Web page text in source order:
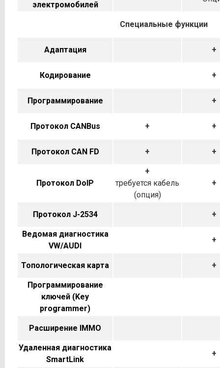
электромобилей
Специальные функции
Адаптация +
Кодирование +
Программирование +
Протокол CANBus + +
Протокол CAN FD + +
Протокол DoIP
+
требуется кабель
(опция)
+
Протокол J-2534 +
Ведомая диагностика
VW/AUDI
+
Топологическая карта +
Программирование
ключей (Key
programmer)
Расширение IMMO
Удаленная диагностика
SmartLink
+